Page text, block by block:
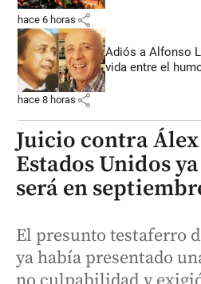
hace 6 horas share
Adiós a Alfonso
vida entre el
hace 8 horas share
Juicio contra Álex
Estados Unidos
será en
El presunto testaferro
ya había presentado